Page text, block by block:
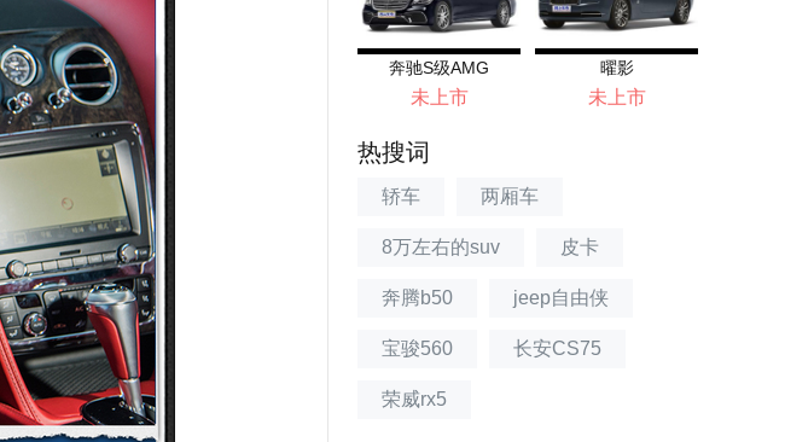
奔驰S级AMG
未上市
曜影
未上市
热搜词
轿车 两厢车
8万左右的suv 皮卡
奔腾b50 jeep自由侠
宝骏560 长安CS75
荣威rx5